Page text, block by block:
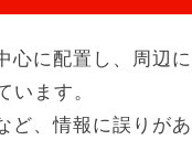
に配置し、周辺
います。
、情報に誤りがあ